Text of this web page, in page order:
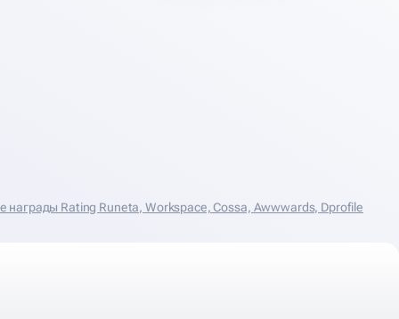
награды Rating Runeta, Workspace, Cossa, Аwwwards, Dprofile